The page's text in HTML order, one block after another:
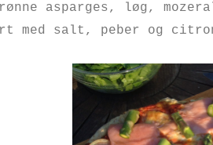
asparges, løg,
med salt, peber og